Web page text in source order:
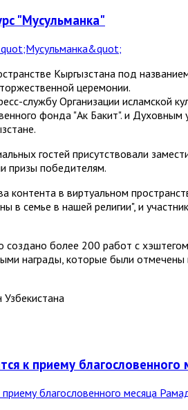
"Мусульманка"
Кыргызстана под
церемонии.
службу Организации исламской
фонда "Ак Бакит". и Духовным
гостей присутствовали
призы победителям.
контента в виртуальном
в семье в нашей религии", и
более 200 работ с
награды, которые были
к приему